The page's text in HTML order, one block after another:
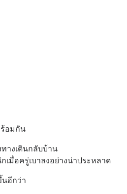
ร้อมกัน
ทางเดินกลับบ้าน
มื่อครู่เบาลงอย่างน่าประหลาด
อีกว่า